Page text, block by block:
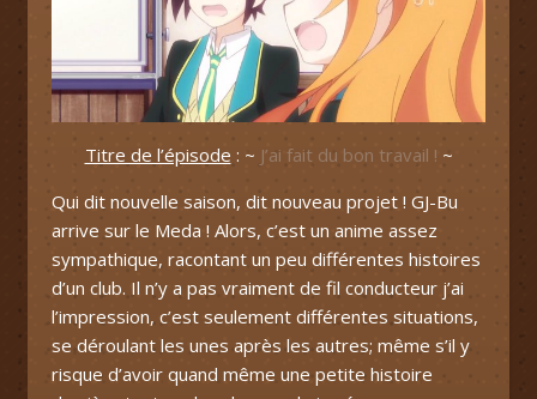
Titre de l’épisode : ~ J’ai fait du bon travail ! ~
Qui dit nouvelle saison, dit nouveau projet ! GJ-Bu
arrive sur le Meda ! Alors, c’est un anime assez
sympathique, racontant un peu différentes histoires
d’un club. Il n’y a pas vraiment de fil conducteur j’ai
l’impression, c’est seulement différentes situations,
se déroulant les unes après les autres; même s’il y
risque d’avoir quand même une petite histoire